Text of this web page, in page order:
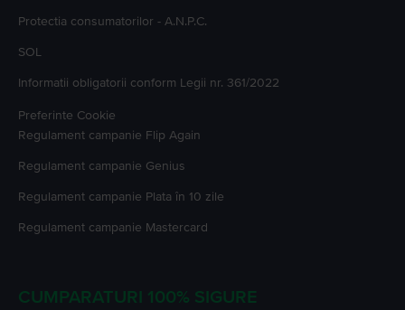
Protectia consumatorilor - A.N.P.C.
SOL
Informatii obligatorii conform Legii nr. 361/2022
Preferinte Cookie
Regulament campanie Flip Again
Regulament campanie Genius
Regulament campanie Plata în 10 zile
Regulament campanie Mastercard
CUMPARATURI 100% SIGURE